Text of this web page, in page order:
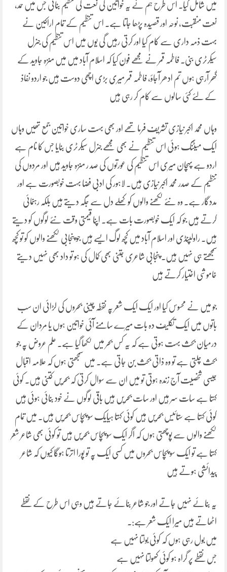
میں شامل کیا۔ اس طرح ہم نے یہ خواتین کی نعت کی تنظیم بنائی جس میں حمد،
نعت منقبت، نوحہ اور قصیدہ پڑھا جاتا ہے۔ اس تنظیم کے تمام اراکین نے
بہت ذمہ داری سے کام کیا اور کرتی رہیں گی یوں میں اس تنظیم کی جنرل
سیکرٹری بنی۔ فاطمہ قمر نے مجھے فون کیا کہ اسلام آباد میں میں منزہ جاوید کے
گھر آرہی ہوں تم ادھر آجاؤ، فاطمہ قمر میری بڑی اچھی دوست ہیں جو اردو نفاذ
کے لئے کئی سالوں سے کام کر رہی ہیں
وہاں محمد اکبر نیازی تشریف فرما تھے اور بھی بہت ساری خواتین جمع تھیں وہاں
ایک میٹنگ ہوئی اس تنظیم نے بھی مجھے جنرل سیکرٹری بنایا جس کا نام ہے
اردو ہے پہچان میری اس تنظیم کی عورتوں کی صد ر منزہ جاوید ہیں اور مردوں کی
تنظیم کے صدر محمد اکبر نیازی ہیں۔ لاہور کی ادبی فضا بہت خوبصورت ہے اور
مددگار ہے۔ وہ نئے لکھنے والوں کو کھلے دل سے جگہ دیتے ہیں بلکہ رہنمائی
کرتے ہیں جو کہ ایک خوبصورت بات ہے۔ اپنا قیمتی وقت نئے لوگوں کو دیتے
ہیں۔ راولپنڈی اور اسلام آباد میں کچھ لوگ ایسے ہیں جو پنجابی لکھنے والوں کو تو کچھ
سمجھتے ہی نہیں ہیں۔ پنجابی شاعری جتنی بھی کمال کی ہو تو داد بھی نہیں دیتے
خاموشی اختیار کرتے ہیں
جو میں نے محسوس کیا اور ایک ایک شعر پہ نقطہ چینی بحروں کی لڑائی ان سب
باتوں میں ایک تکلیف دہ بات میرے سامنے آئی خواتین ہوں یا مردان کے
درمیان بحث بہت ہوتی ہے کہ یہ کس بحر میں لکھا گیا ہے۔ علم عروض پہ جو
بحث چلتی ہے تو وہ ذاتی بحث بن جاتی ہے۔ میں سمجھتی ہوں کہ علامہ اقبال
جیسی شخصیت آج زندہ ہوتی تو میں ان سے سوال کرتی کہ بحریں کتنی ہیں۔ کوئی
کہتا ہے سات سر ہیں اور سات بحریں ہیں باقی لوگوں نے خود بنائی ہوئی ہیں
کوئی کہتا ہے ستائیس بحریں ہیں کوئی کہتا ہیایک سو پچاس بحریں ہیں۔ میں تمام
لکھنے والوں سے پوچھتی ہوں کہ اگر ایک سو پچاس بحریں ہیں تو کوئی بھی شاعر شعر
کہتا ہے تو ایک سو پچاس بحروں میں کسی ایک پہ تو پورا اترتا ہوگا کیوں کہ شاعر
پیدائشی ہوتے ہیں
یہ بنائے نہیں جاتے اور جو شاعر بنائے جاتے ہیں وہی اس طرح کے نقطے
اٹھاتے ہیں میرا ایک شعر ہے:۔
میں بول رہی ہوں کہ کوئی بولتا نہیں ہے
جس نقطے پر گراہ ہو کوئی کھولتا نہیں ہے